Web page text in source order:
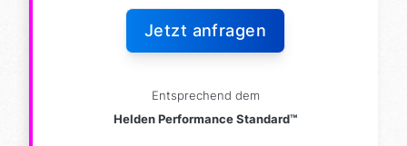
Mehrsprachigkeit Download Bereich
Schnittstellen
Jetzt anfragen
Entsprechend dem
Helden Performance Standard™